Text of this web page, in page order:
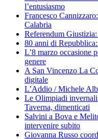
l’entusiasmo
Francesco
Calabria
Referendum Giustizia:
80 anni di
L’8 marzo occasione
genere
A San Vincenzo La
digitale
L’Addio / Michele
Le Olimpiadi invernali
Taverna, dimenticati
Salvini a Bova e
intervenire subito
Giovanna Russo